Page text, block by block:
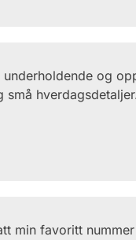
og
små
min favoritt